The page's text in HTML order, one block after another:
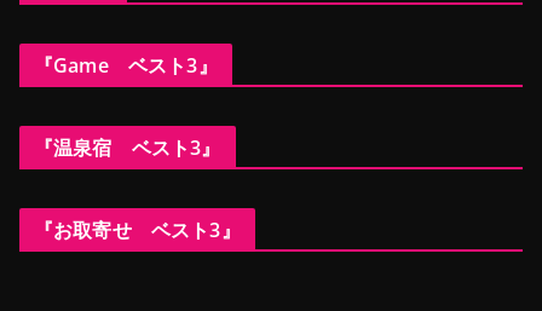
『Game ベスト3』
『温泉宿 ベスト3』
『お取寄せ ベスト3』